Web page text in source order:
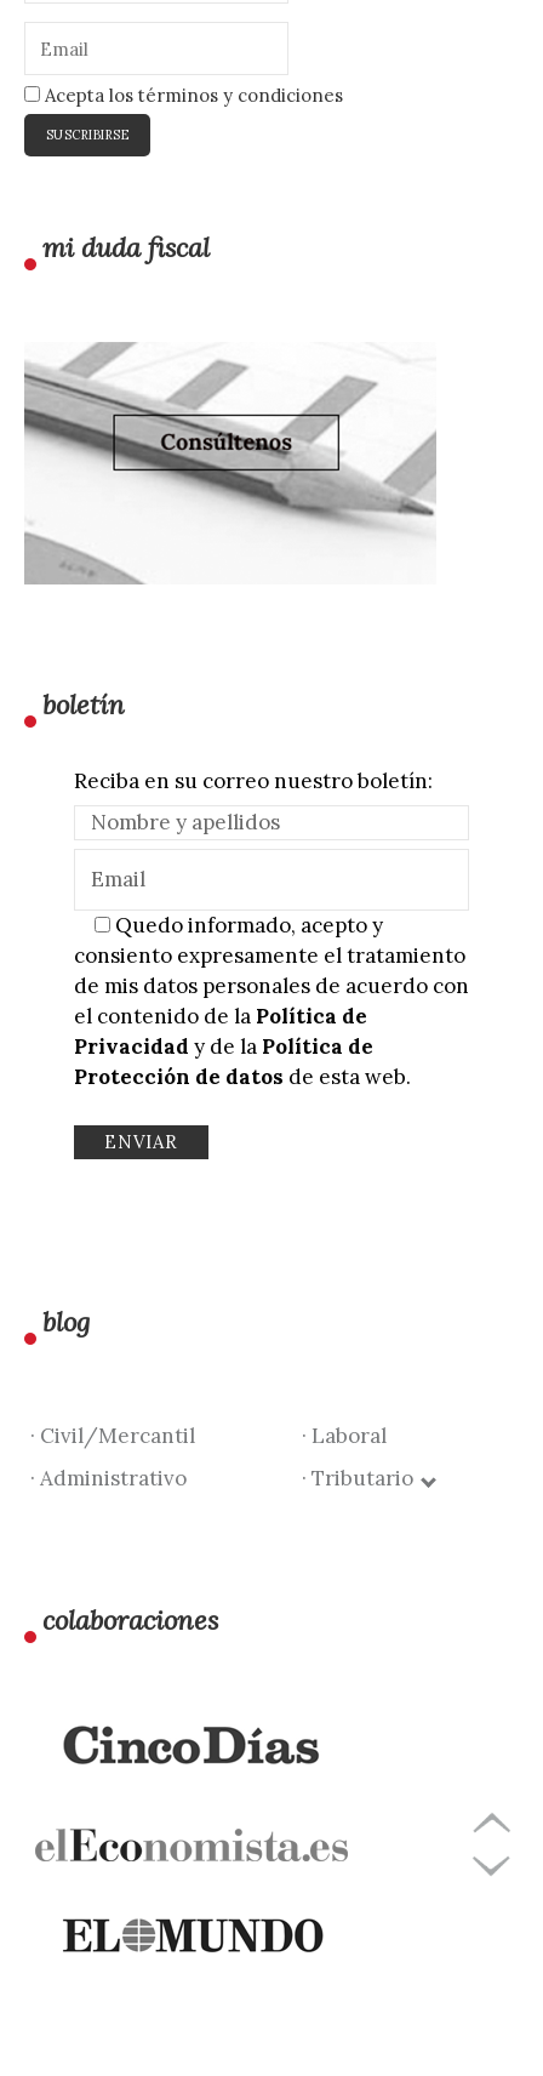
Acepta los términos y condiciones
mi duda fiscal
boletín
Reciba en su correo nuestro boletín:
Quedo informado, acepto y
consiento expresamente el tratamiento
de mis datos personales de acuerdo con
el contenido de la Política de
Privacidad y de la Política de
Protección de datos de esta web.
blog
· Civil/Mercantil
· Laboral
· Administrativo
· Tributario
colaboraciones